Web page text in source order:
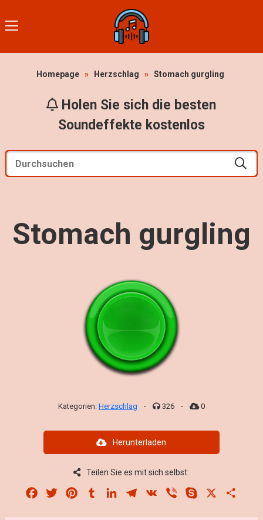
Homepage » Herzschlag » Stomach gurgling
Holen Sie sich die besten
Soundeffekte kostenlos
Stomach gurgling
Kategorien: Herzschlag - 326 - 0
Herunterladen
Teilen Sie es mit sich selbst:
Facebook
Twitter PinterestTumblrLinkedInTelegram
VK Viber Skype